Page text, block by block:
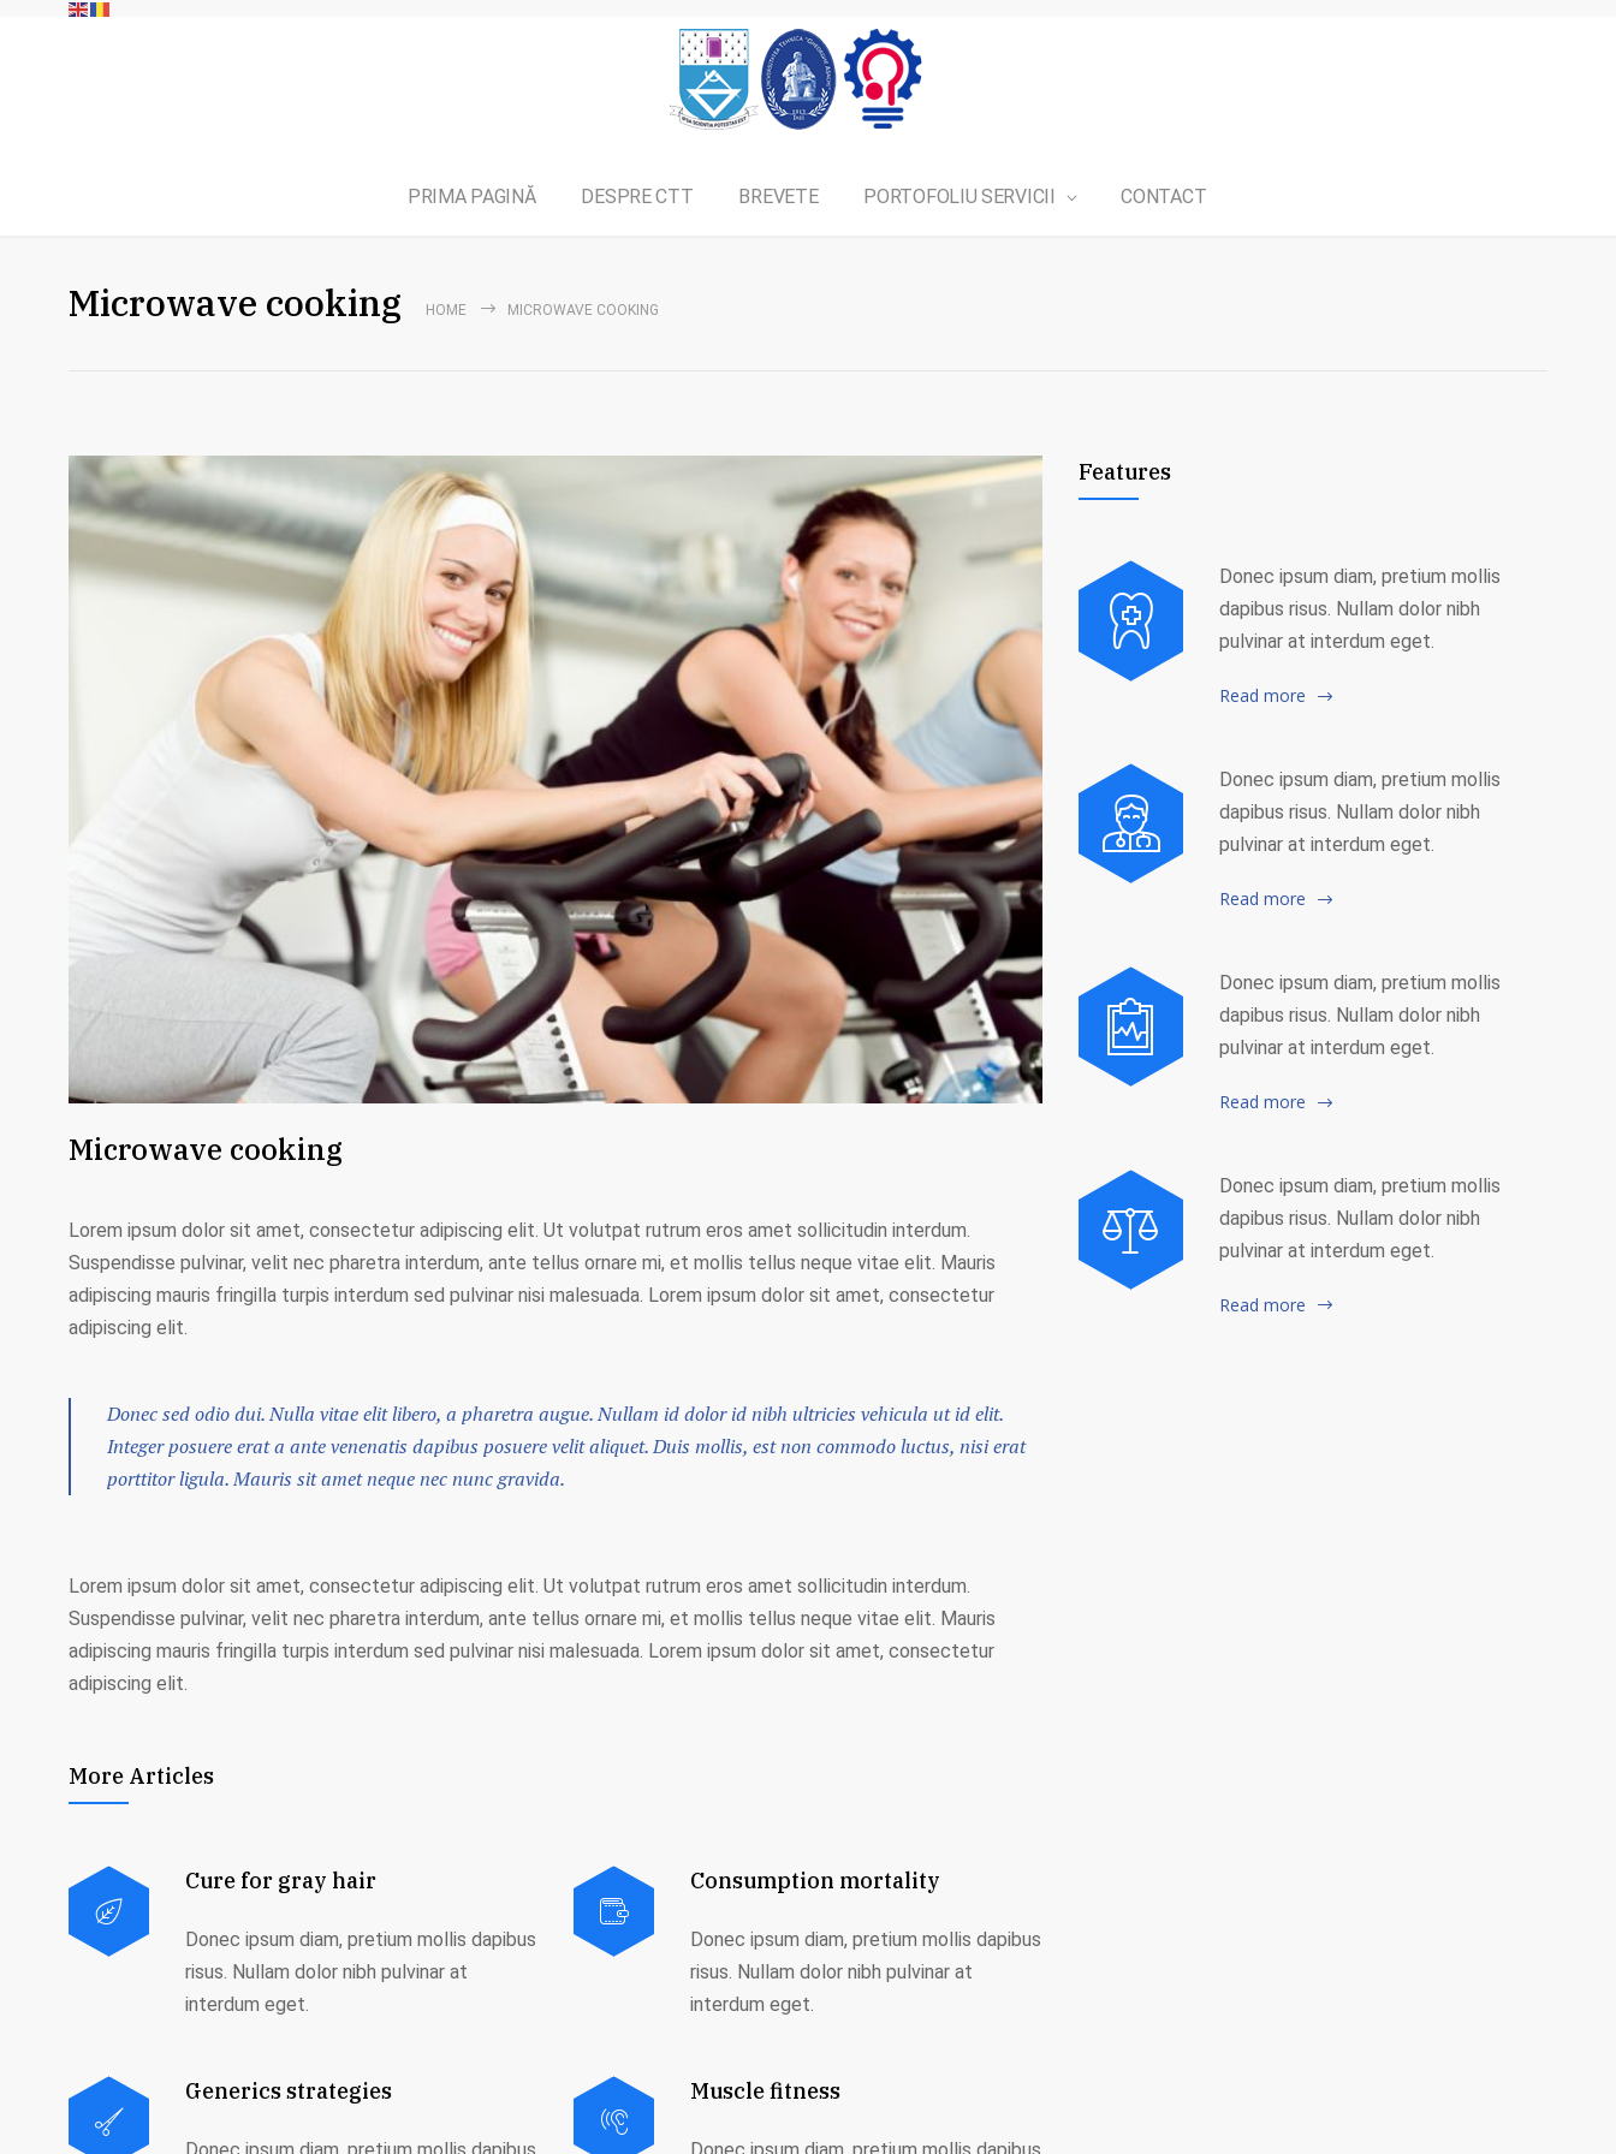
PRIMA PAGINĂ DESPRE CTT BREVETE PORTOFOLIU SERVICII CONTACT
Microwave cooking HOME MICROWAVE COOKING
Microwave cooking
Lorem ipsum dolor sit amet, consectetur adipiscing elit. Ut volutpat rutrum eros amet sollicitudin interdum.
Suspendisse pulvinar, velit nec pharetra interdum, ante tellus ornare mi, et mollis tellus neque vitae elit. Mauris
adipiscing mauris fringilla turpis interdum sed pulvinar nisi malesuada. Lorem ipsum dolor sit amet, consectetur
adipiscing elit.
Donec sed odio dui. Nulla vitae elit libero, a pharetra augue. Nullam id dolor id nibh ultricies vehicula ut id elit.
Integer posuere erat a ante venenatis dapibus posuere velit aliquet. Duis mollis, est non commodo luctus, nisi erat
porttitor ligula. Mauris sit amet neque nec nunc gravida.
Lorem ipsum dolor sit amet, consectetur adipiscing elit. Ut volutpat rutrum eros amet sollicitudin interdum.
Suspendisse pulvinar, velit nec pharetra interdum, ante tellus ornare mi, et mollis tellus neque vitae elit. Mauris
adipiscing mauris fringilla turpis interdum sed pulvinar nisi malesuada. Lorem ipsum dolor sit amet, consectetur
adipiscing elit.
More Articles
Cure for gray hair
Donec ipsum diam, pretium mollis dapibus
risus. Nullam dolor nibh pulvinar at
interdum eget.
Generics strategies
Consumption mortality
Donec ipsum diam, pretium mollis dapibus
risus. Nullam dolor nibh pulvinar at
interdum eget.
Muscle fitness
Features
Donec ipsum diam, pretium mollis
dapibus risus. Nullam dolor nibh
pulvinar at interdum eget.
Read more
Donec ipsum diam, pretium mollis
dapibus risus. Nullam dolor nibh
pulvinar at interdum eget.
Read more
Donec ipsum diam, pretium mollis
dapibus risus. Nullam dolor nibh
pulvinar at interdum eget.
Read more
Donec ipsum diam, pretium mollis
dapibus risus. Nullam dolor nibh
pulvinar at interdum eget.
Read more